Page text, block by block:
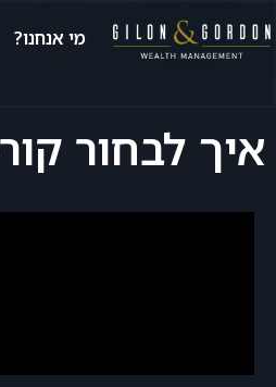
מי אנחנו?
איך לבחור